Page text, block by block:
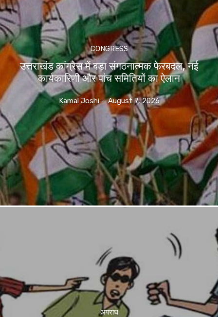
CONGRESS
उत्तराखंड कांग्रेस में बड़ा संगठनात्मक फेरबदल, नई
कार्यकारिणी और पांच समितियों का ऐलान
Kamal Joshi - August 7, 2026
अपराध